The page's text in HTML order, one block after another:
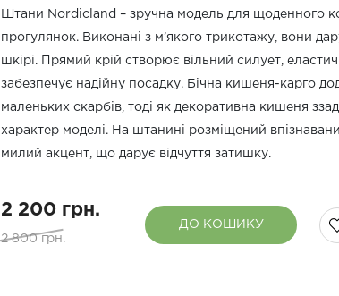
Штани Nordicland – зручна модель для щоденного
прогулянок. Виконані з м’якого трикотажу, вони
шкірі. Прямий крій створює вільний силует,
забезпечує надійну посадку. Бічна кишеня-карго
маленьких скарбів, тоді як декоративна кишеня
характер моделі. На штанині розміщений
милий акцент, що дарує відчуття затишку.
2 200 грн.
2 800 грн.
ДО КОШИКУ